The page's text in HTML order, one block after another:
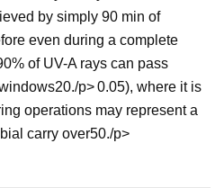
by simply 90 min of
even during a complete
of UV-A rays can pass
p>0.05), where it is
operations may represent a
carry over50./p>